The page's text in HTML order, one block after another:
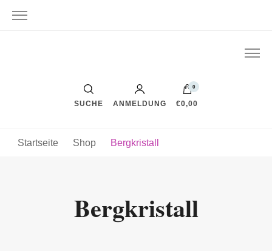
SUCHE ANMELDUNG
0
€0,00
Startseite Shop Bergkristall
Bergkristall